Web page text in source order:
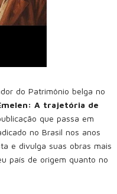
do Patrimônio belga no
A trajetória de
que passa em
no Brasil nos anos
e divulga suas obras mais
país de origem quanto no